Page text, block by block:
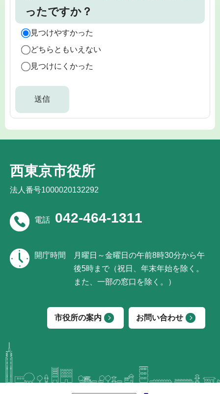
ったですか？
見つけやすかった
どちらともいえない
見つけにくかった
西東京市役所
法人番号1000020132292
電話 042-464-1311
開庁時間
月曜日～金曜日の午前8時30分から午
後5時まで（祝日、年末年始を除く。
また、一部の窓口を除く。）
市役所の案内 お問い合わせ